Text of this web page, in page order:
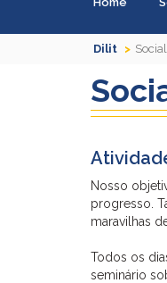
Dilit
Nosso
progresso.
maravilhas
Todos os
seminário